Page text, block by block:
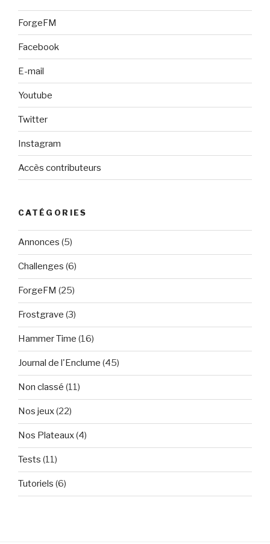
ForgeFM
Facebook
E-mail
Youtube
Twitter
Instagram
Accès contributeurs
CATÉGORIES
Annonces (5)
Challenges (6)
ForgeFM (25)
Frostgrave (3)
Hammer Time (16)
Journal de l'Enclume (45)
Non classé (11)
Nos jeux(22)
Nos Plateaux(4)
Tests (11)
Tutoriels (6)